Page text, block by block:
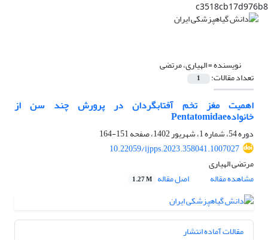
c3518cb17d976b8
نویسنده =الهیاری، مرتضی
تعداد مقالات: 1
اهمیت مغز تخم آفتابگردان در پرورش چند سن از
خانوادهPentatomidae
دوره 54، شماره 1، شهریور 1402، صفحه
151-164
10.22059/ijpps.2023.358041.1007027
مرتضی الهیاری
مشاهده مقاله
اصل مقاله 1.27 M
مقالات آماده انتشار